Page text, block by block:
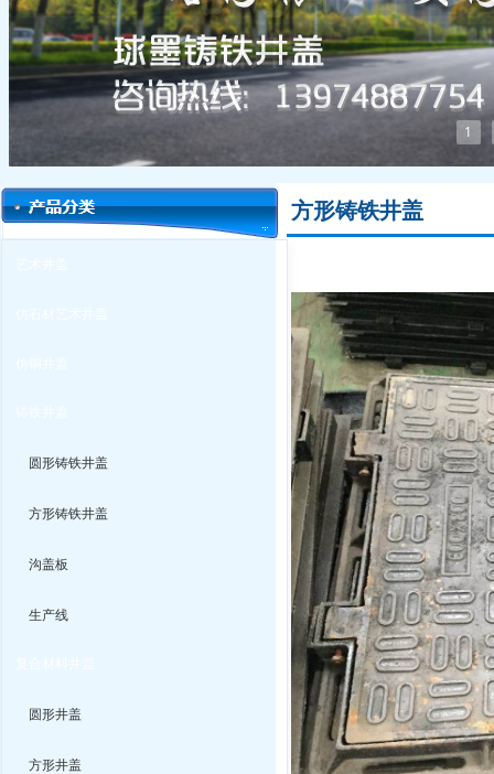
1
方形铸铁井盖
圆形铸铁井盖
方形铸铁井盖
沟盖板
生产线
圆形井盖
方形井盖